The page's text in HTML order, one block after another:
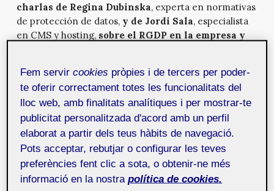
charlas de Regina Dubinska, experta en normativas
de protección de datos, y de Jordi Sala, especialista
en CMS y hosting,sobre el RGDP en la empresa y
El nuevoreglamento general de protección de datos
entró en vigor en mayo de 2016, es de aplicación
obligatoria para todas las empresas de la Unión
Europea a partir del 25 de mayo de 2018, y otorga un
mayor control y seguridad a los ciudadanos sobre su
información personal en el mundo actual.
El RGPD
amplía sus derechos a decidir cómo desean que
sus datos sean tratados y a cómo quieren recibir
información de las empresas.
Fem servircookies pròpies i de tercers per poder-
te oferir correctament totes les funcionalitats del
lloc web, amb finalitats analítiques i per mostrar-te
publicitat personalitzada d'acord amb un perfil
elaborat a partir dels teus hàbits de navegació.
Pots acceptar, rebutjar o configurar les teves
preferències fent clic a sota, o obtenir-ne més
informació en la nostra política de cookies.